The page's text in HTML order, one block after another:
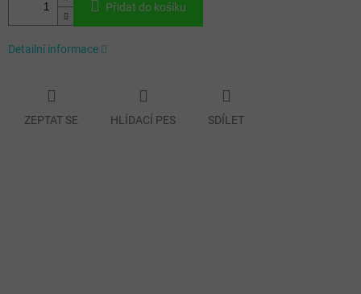
Přidat do košíku
Detailní informace
ZEPTAT SE HLÍDACÍ PES SDÍLET